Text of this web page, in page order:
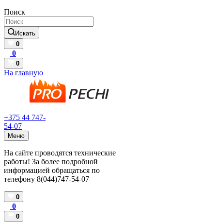
Поиск
Искать
0
0
0
На главную
+375 44 747-
54-07
Меню
На сайте проводятся технические
работы! За более подробной
информацией обращаться по
телефону 8(044)747-54-07
0
0
0